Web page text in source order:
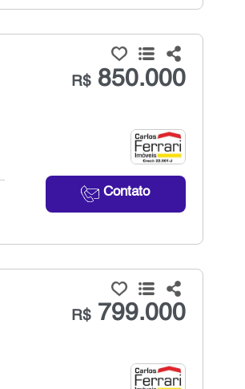
R$850.000
Contato
R$799.000